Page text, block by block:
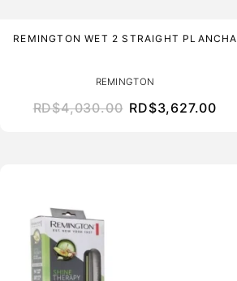
REMINGTON WET 2 STRAIGHT PLANCHA
REMINGTON
RD$4,030.00 RD$3,627.00